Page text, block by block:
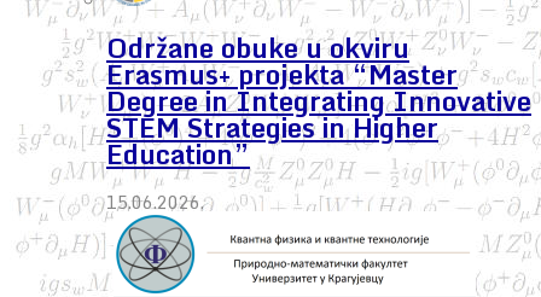
Održane obuke u okviru
Erasmus+ projekta “Master
Degree in Integrating Innovative
STEM Strategies in Higher
Education”
15.06.2026.